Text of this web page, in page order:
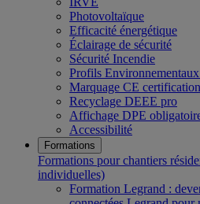
Photovoltaïque
Efficacité énergétique
Éclairage de sécurité
Sécurité Incendie
Profils
Marquage CE
Recyclage DEEE pro
Affichage DPE
Accessibilité
Formations
Formations pour chantiers
individuelles)
Formation Legrand :